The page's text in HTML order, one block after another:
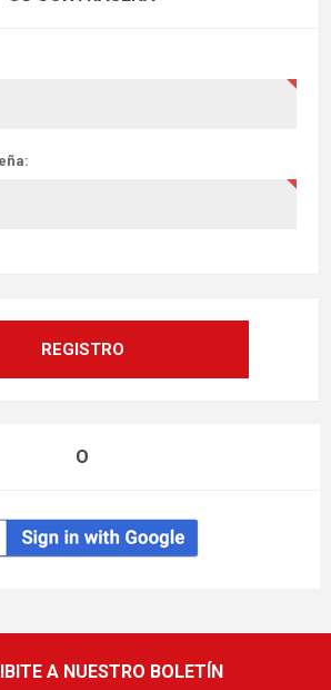
O
A NUESTRO BOLETÍN